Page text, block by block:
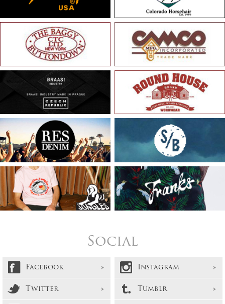
Social
Facebook
Instagram
Twitter
Tumblr